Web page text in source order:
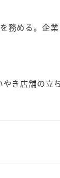
務める。企
き店舗の立